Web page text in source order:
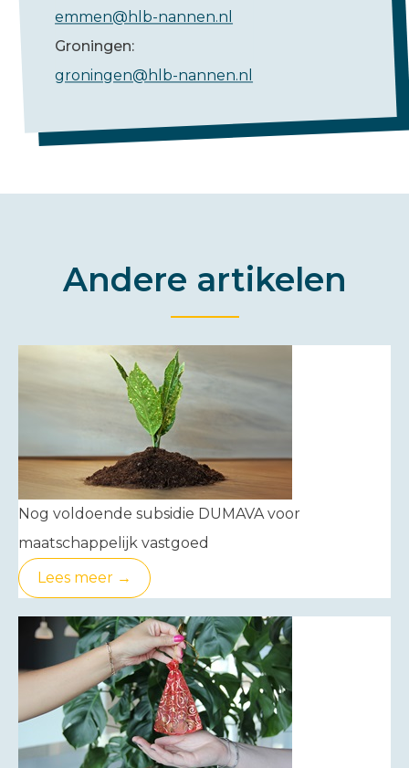
emmen@hlb-nannen.nl
Groningen:
groningen@hlb-nannen.nl
Andere artikelen
Nog voldoende subsidie DUMAVA voor
maatschappelijk vastgoed
Lees meer →